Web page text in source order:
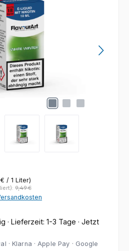
/ 1 Liter)
9,49 €
· Lieferzeit: 1-3 Tage · Jetzt
· Klarna · Apple Pay · Google